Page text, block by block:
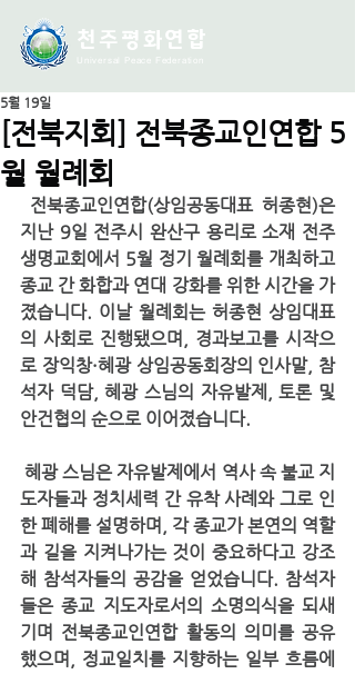
천주평화연 합
Universal Peace Federation
[전북지회] 전북종교인연합 5
월 월례회
5월 19일
지난 9일 전주시 완산구 용리로 소재 전주
생명교회에서 5월 정기 월례회를 개최하고
종교 간 화합과 연대 강화를 위한 시간을 가
졌습니다. 이날 월례회는 허종현 상임대표
의 사회로 진행됐으며, 경과보고를 시작으
로 장익창·혜광 상임공동회장의 인사말, 참
석자 덕담, 혜광 스님의 자유발제, 토론 및
안건협의 순으로 이어졌습니다.
혜광 스님은 자유발제에서 역사 속 불교 지
도자들과 정치세력 간 유착 사례와 그로 인
한 폐해를 설명하며, 각 종교가 본연의 역할
과 길을 지켜나가는 것이 중요하다고 강조
해 참석자들의 공감을 얻었습니다. 참석자
들은 종교 지도자로서의 소명의식을 되새
기며 전북종교인연합 활동의 의미를 공유
했으며, 정교일치를 지향하는 일부 흐름에